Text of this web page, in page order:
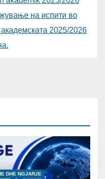
на испити во
2025/2026
DHE NGJARJE